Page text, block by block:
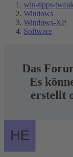
win-tipps-
Windows
Windows-XP
Software
Das
Es
erstellt